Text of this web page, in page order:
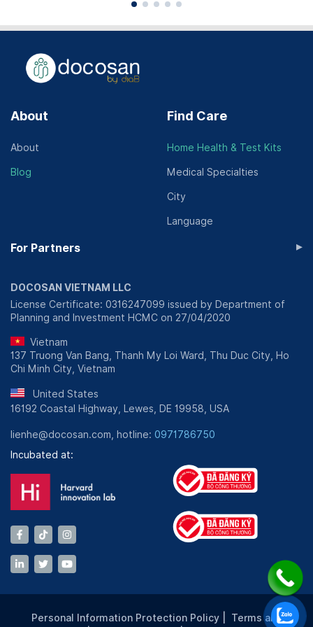
Điều trị tủy răng có sử dụng siêu âm và hàn
kín hệ thống ống tủy bằng Gutta percha
422,000 - 1,000,000 VND/ Lần
About
About
Blog
Find Care
Home Health & Test Kits
Medical Specialties
City
Language
For Partners ▸
DOCOSAN VIETNAM LLC
License Certificate: 0316247099 issued by Department of
Planning and Investment HCMC on 27/04/2020
Vietnam
137 Truong Van Bang, Thanh My Loi Ward, Thu Duc City, Ho
Chi Minh City, Vietnam
United States
16192 Coastal Highway, Lewes, DE 19958, USA
lienhe@docosan.com, hotline: 0971786750
Incubated at:
Personal Information Protection Policy Terms and